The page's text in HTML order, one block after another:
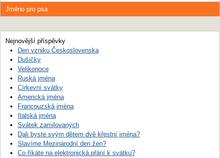
Jméno pro psa
Nejnovější příspěvky
Den vzniku Československa
Dušičky
Velikonoce
Ruská jména
Církevní svátky
Americká jména
Francouzská jména
Italská jména
Svátek zamilovaných
Dali byste svým dětem dvě křestní jména?
Slavíme Mezinárodní den žen?
Co říkáte na elektronická přání k svátku?